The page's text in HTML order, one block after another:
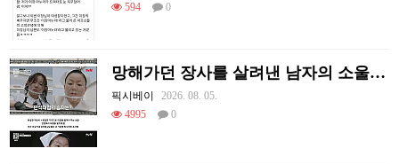
594
0
망해가던 장사를 살려낸 남자의 소울푸드 제육볶음의 위력 ㅋㅋ
픽시베이
2026. 08. 05.
4995
0